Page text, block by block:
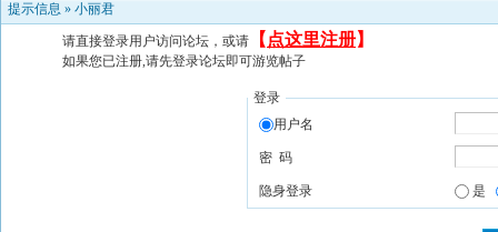
提示信息 » 小丽君
请直接登录用户访问论坛，或请 【 点这里注册】
如果您已注册,请先登录论坛即可游览帖子
登录
用户名
密 码
隐身登录 是